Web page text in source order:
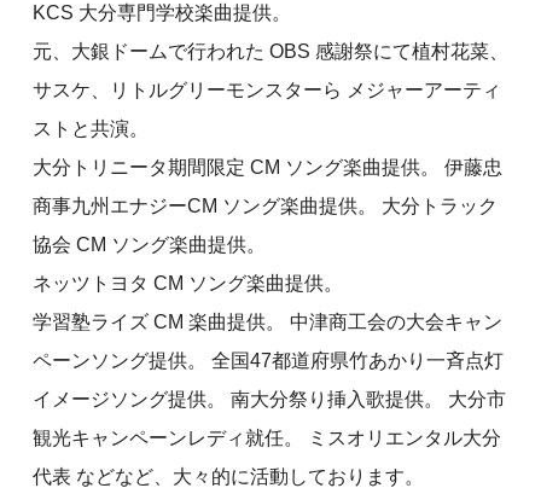
KCS 大分専門学校楽曲提供。
元、大銀ドームで行われた OBS 感謝祭にて植村花菜、
サスケ、リトルグリーモンスターら メジャーアーティ
ストと共演。
大分トリニータ期間限定 CM ソング楽曲提供。 伊藤忠
商事九州エナジーCM ソング楽曲提供。 大分トラック
協会 CM ソング楽曲提供。
ネッツトヨタ CM ソング楽曲提供。
学習塾ライズ CM 楽曲提供。 中津商工会の大会キャン
ペーンソング提供。 全国47都道府県竹あかり一斉点灯
イメージソング提供。 南大分祭り挿入歌提供。 大分市
観光キャンペーンレディ就任。 ミスオリエンタル大分
代表 などなど、大々的に活動しております。